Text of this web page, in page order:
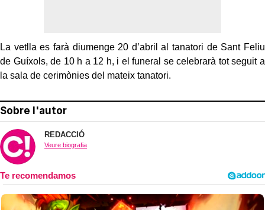
La vetlla es farà diumenge 20 d’abril al tanatori de Sant Feliu
de Guíxols, de 10 h a 12 h, i el funeral se celebrarà tot seguit a
la sala de cerimònies del mateix tanatori.
Sobre l'autor
REDACCIÓ
Veure biografia